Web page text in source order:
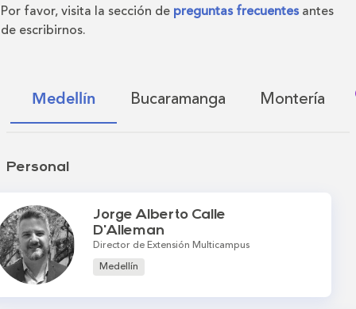
Por favor, visita la sección de preguntas frecuentes antes
de escribirnos.
Medellín Bucaramanga Montería
Personal
Jorge Alberto Calle
D'Alleman
Director de Extensión Multicampus
Medellín